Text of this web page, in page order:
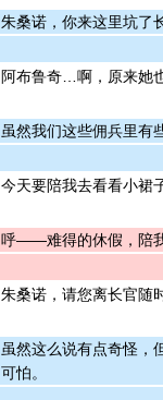
朱桑诺，你来这里坑了
阿布鲁奇…啊，原来她
虽然我们这些佣兵里有
今天要陪我去看看小裙
呼——难得的休假，陪
朱桑诺，请您离长官随
虽然这么说有点奇怪，
可怕。